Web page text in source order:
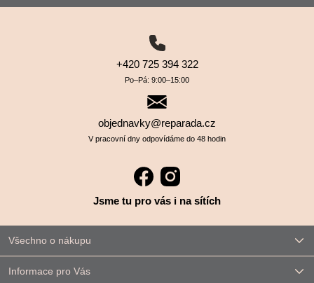
+420 725 394 322
Po–⁠⁠⁠⁠⁠⁠Pá: 9:00–⁠⁠⁠⁠⁠⁠15:00
objednavky@reparada.cz
V pracovní dny odpovídáme do 48 hodin
Jsme tu pro vás i na sítích
Všechno o nákupu
Informace pro Vás